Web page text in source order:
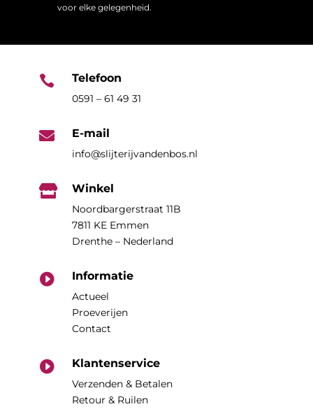
voor elke gelegenheid.
 Telefoon
0591 – 61 49 31
 E-mail
info@slijterijvandenbos.nl
 Winkel
Noordbargerstraat 11B
7811 KE Emmen
Drenthe – Nederland
 Informatie
Actueel
Proeverijen
Contact
 Klantenservice
Verzenden & Betalen
Retour & Ruilen